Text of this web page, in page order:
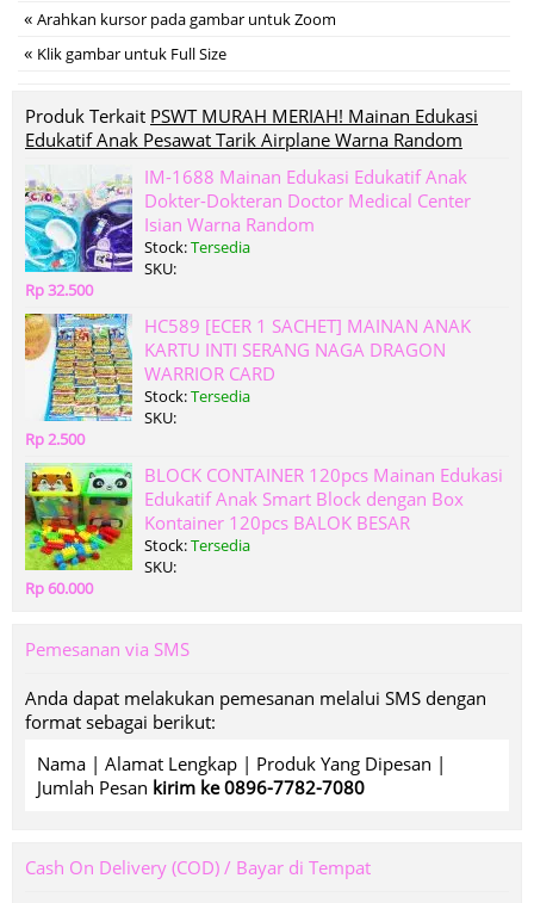
« Arahkan kursor pada gambar untuk Zoom
« Klik gambar untuk Full Size
Produk Terkait PSWT MURAH MERIAH! Mainan Edukasi
Edukatif Anak Pesawat Tarik Airplane Warna Random
IM-1688 Mainan Edukasi Edukatif Anak
Dokter-Dokteran Doctor Medical Center
Isian Warna Random
Stock:Tersedia
SKU:
Rp 32.500
HC589 [ECER 1 SACHET] MAINAN ANAK
KARTU INTI SERANG NAGA DRAGON
WARRIOR CARD
Stock:Tersedia
SKU:
Rp 2.500
BLOCK CONTAINER 120pcs Mainan Edukasi
Edukatif Anak Smart Block dengan Box
Kontainer 120pcs BALOK BESAR
Stock:Tersedia
SKU:
Rp 60.000
Pemesanan via SMS
Anda dapat melakukan pemesanan melalui SMS dengan
format sebagai berikut:
Nama | Alamat Lengkap | Produk Yang Dipesan |
Jumlah Pesan kirim ke 0896-7782-7080
Cash On Delivery (COD) / Bayar di Tempat